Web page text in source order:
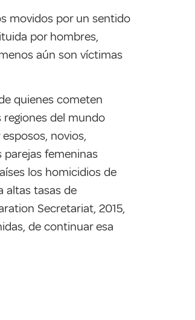
movidos por un sentido
por hombres,
aún son víctimas
quienes cometen
del mundo
novios,
femeninas
los homicidios de
altas tasas de
Secretariat, 2015,
de continuar esa